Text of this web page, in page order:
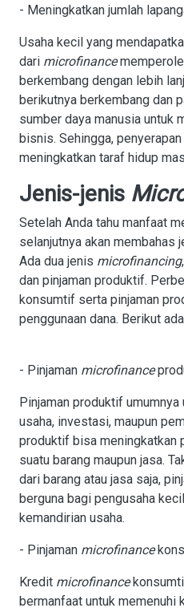
- Meningkatkan jumlah
Usaha kecil yang
dari microfinance
berkembang dengan lebih
berikutnya berkembang dan
sumber daya manusia untuk
bisnis. Sehingga,
meningkatkan taraf hidup
Jenis-jenis
Setelah Anda tahu manfaat
selanjutnya akan membahas
Ada dua jenis microfinancing
dan pinjaman produktif.
konsumtif serta pinjaman
penggunaan dana. Berikut
- Pinjaman microfinance
Pinjaman produktif
usaha, investasi, maupun
produktif bisa meningkatkan
suatu barang maupun jasa.
dari barang atau jasa saja,
berguna bagi pengusaha
kemandirian usaha.
- Pinjaman microfinance
Kredit microfinance
bermanfaat untuk memenuhi